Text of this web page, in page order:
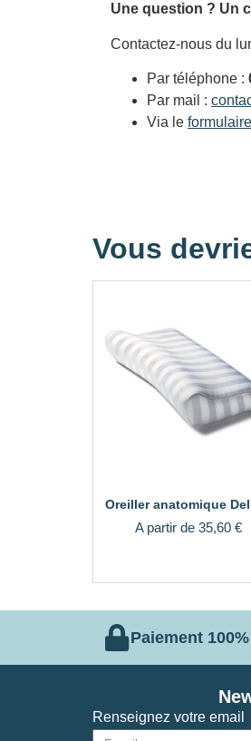
Une question ? Un
Contactez-nous du
Par téléphone :
Par mail :
Via le
Vous
Oreiller anatomique
A partir de 35,60 €
Paiement
Renseignez votre email